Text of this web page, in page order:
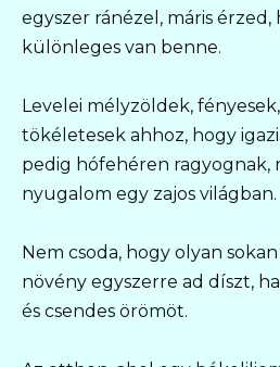
egyszer ránézel, máris érzed,
különleges van benne.
Levelei mélyzöldek,
tökéletesek ahhoz, hogy
pedig hófehéren ragyognak,
nyugalom egy zajos világban.
Nem csoda, hogy olyan
növény egyszerre ad díszt,
és csendes örömöt.